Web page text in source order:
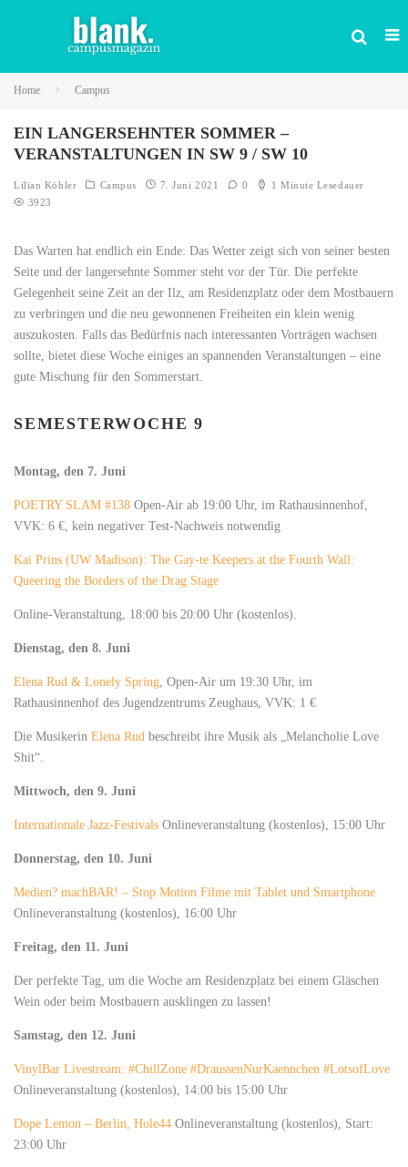
Home Campus
EIN LANGERSEHNTER SOMMER –
VERANSTALTUNGEN IN SW 9 / SW 10
Lilian Köhler Campus 7. Juni 2021 0
1 Minute Lesedauer
3923
Das Warten hat endlich ein Ende: Das Wetter zeigt sich von seiner besten
Seite und der langersehnte Sommer steht vor der Tür. Die perfekte
Gelegenheit seine Zeit an der Ilz, am Residenzplatz oder dem Mostbauern
zu verbringen und die neu gewonnenen Freiheiten ein klein wenig
auszukosten. Falls das Bedürfnis nach interessanten Vorträgen wachsen
sollte, bietet diese Woche einiges an spannenden Veranstaltungen – eine
gute Mischung für den Sommerstart.
SEMESTERWOCHE 9
Montag, den 7. Juni
POETRY SLAM #138 Open-Air ab 19:00 Uhr, im Rathausinnenhof,
VVK: 6 €, kein negativer Test-Nachweis notwendig
Kai Prins (UW Madison): The Gay-te Keepers at the Fourth Wall:
Queering the Borders of the Drag Stage
Online-Veranstaltung, 18:00 bis 20:00 Uhr (kostenlos).
Dienstag, den 8. Juni
Elena Rud & Lonely Spring, Open-Air um 19:30 Uhr, im
Rathausinnenhof des Jugendzentrums Zeughaus, VVK: 1 €
Die Musikerin Elena Rud beschreibt ihre Musik als „Melancholie Love
Shit“.
Mittwoch, den 9. Juni
Internationale Jazz-Festivals Onlineveranstaltung (kostenlos), 15:00 Uhr
Donnerstag, den 10. Juni
Medien? machBAR! – Stop Motion Filme mit Tablet und Smartphone
Onlineveranstaltung (kostenlos), 16:00 Uhr
Freitag, den 11. Juni
Der perfekte Tag, um die Woche am Residenzplatz bei einem Gläschen
Wein oder beim Mostbauern ausklingen zu lassen!
Samstag, den 12. Juni
VinylBar Livestream: #ChillZone #DraussenNurKaennchen #LotsofLove
Onlineveranstaltung (kostenlos), 14:00 bis 15:00 Uhr
Dope Lemon – Berlin, Hole44 Onlineveranstaltung (kostenlos), Start:
23:00 Uhr